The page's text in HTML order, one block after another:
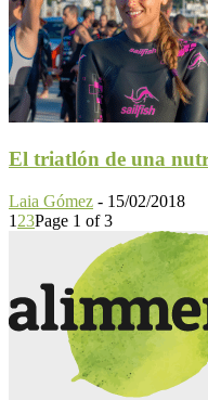
El triatlón de una
Laia Gómez - 15/02/2018
1 23Page 1 of 3